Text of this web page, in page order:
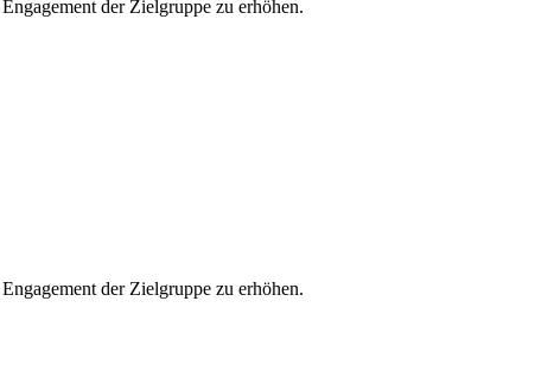
der Zielgruppe zu erhöhen.
der Zielgruppe zu erhöhen.